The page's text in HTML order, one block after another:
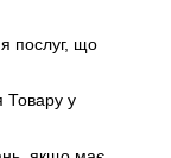
послуг, що
Товару у